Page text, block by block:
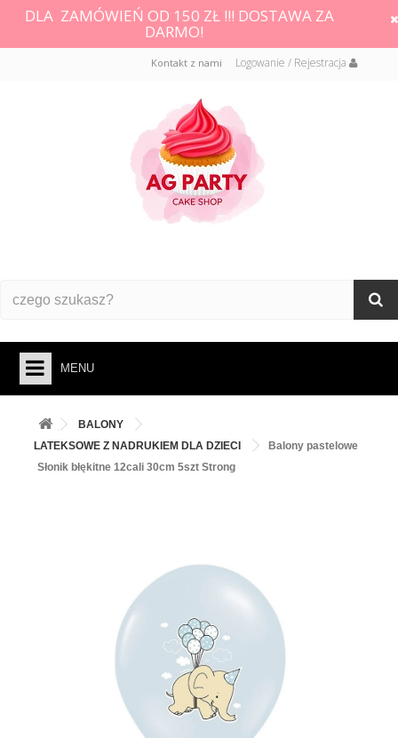
DLA ZAMÓWIEŃ OD 150 ZŁ !!! DOSTAWA ZA
DARMO!
Logowanie / Rejestracja
Kontakt z nami
MENU
PIECZENIE
PODKŁADY /PRZEKŁADKI/WSPORNIKI/BANKETÓWKI
BALONY
LATEKSOWE Z NADRUKIEM DLA DZIECI
Balony pastelowe
Słonik błękitne 12cali 30cm 5szt Strong